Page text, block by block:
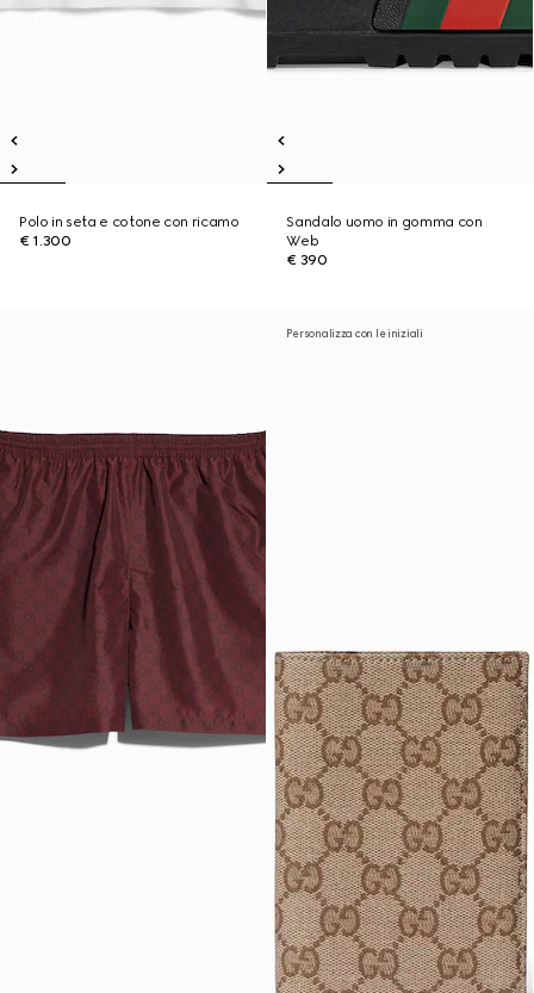
Polo in seta e cotone con ricamo
€ 1.300
Sandalo uomo in gomma con
Web
€ 390
Personalizza con le iniziali